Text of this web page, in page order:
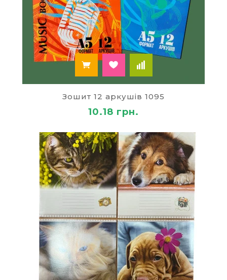
страждають від того, що в багатьох магазинах
канцтоварів невиправдано завищена ціна.
Зібрати дитину в школу стало дуже дорогим
задоволенням. Проте всі необхідні речі можна
придбати набагато дешевше, якщо
користуватися послугами інтернет-магазину! Ви
можете купити шкільні зошити преміум якості
сертифікат відповідності, при їх виготовленні
були дотримані існуючі в Україні норми і
Серед популярних товарів цього розділу наші
покупці обирають:
набори для творчості для дітей;
альбоми для малювання;
шкільні зошити;
рюкзакита будь-які іншіканцтовари для
дітей.
На сайті представлений широкий асортимент
шкільних зошитів. Вони відрізняються кількістю
аркушів, дизайном і щільноістю обкладинки, є
різні варіанти в клітку і лінію, зі спіраллю і без.
Зошит 12 аркушів 1095
10.18 грн.